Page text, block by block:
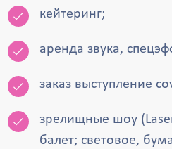
кейтеринг;
аренда звука,
заказ выступление
зрелищные шоу
балет; световое,